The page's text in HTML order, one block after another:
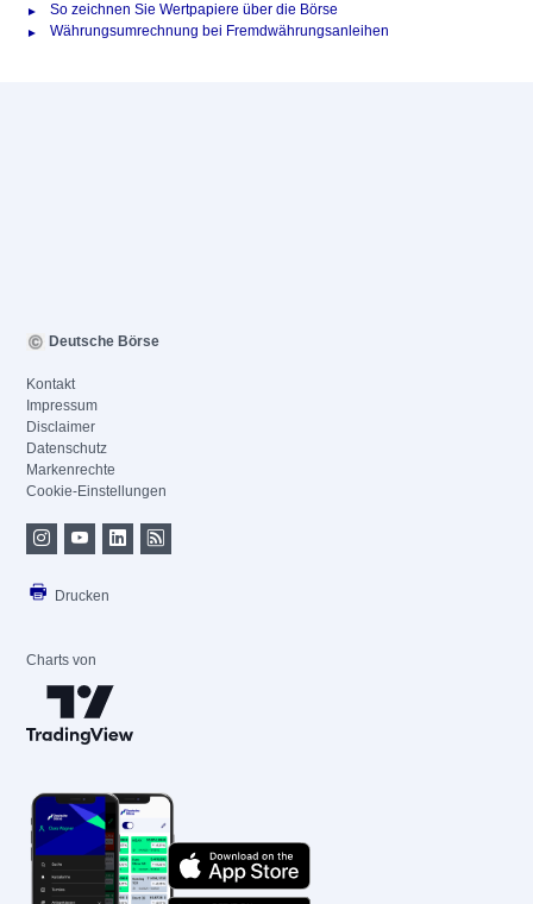
So zeichnen Sie Wertpapiere über die Börse
Währungsumrechnung bei Fremdwährungsanleihen
Deutsche Börse
Kontakt
Impressum
Disclaimer
Datenschutz
Markenrechte
Cookie-Einstellungen
Drucken
Charts von